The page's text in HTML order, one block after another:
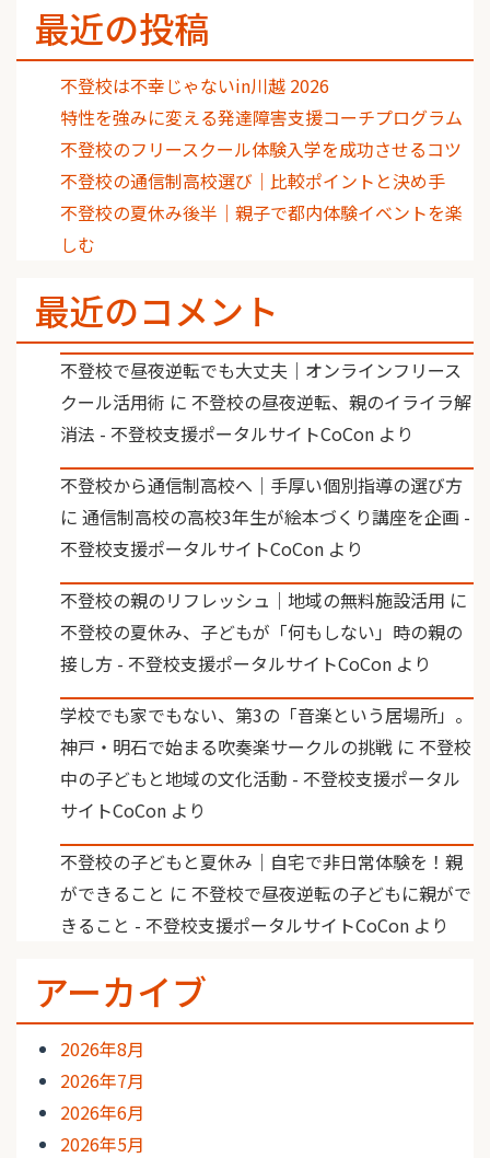
最近の投稿
不登校は不幸じゃないin川越 2026
特性を強みに変える発達障害支援コーチプログラム
不登校のフリースクール体験入学を成功させるコツ
不登校の通信制高校選び｜比較ポイントと決め手
不登校の夏休み後半｜親子で都内体験イベントを楽
しむ
最近のコメント
不登校で昼夜逆転でも大丈夫｜オンラインフリース
クール活用術 に 不登校の昼夜逆転、親のイライラ解
消法 - 不登校支援ポータルサイトCoCon より
不登校から通信制高校へ｜手厚い個別指導の選び方
に 通信制高校の高校3年生が絵本づくり講座を企画 -
不登校支援ポータルサイトCoCon より
不登校の親のリフレッシュ｜地域の無料施設活用 に
不登校の夏休み、子どもが「何もしない」時の親の
接し方 - 不登校支援ポータルサイトCoCon より
学校でも家でもない、第3の「音楽という居場所」。
神戸・明石で始まる吹奏楽サークルの挑戦 に 不登校
中の子どもと地域の文化活動 - 不登校支援ポータル
サイトCoCon より
不登校の子どもと夏休み｜自宅で非日常体験を！親
ができること に 不登校で昼夜逆転の子どもに親がで
きること - 不登校支援ポータルサイトCoCon より
アーカイブ
2026年8月
2026年7月
2026年6月
2026年5月